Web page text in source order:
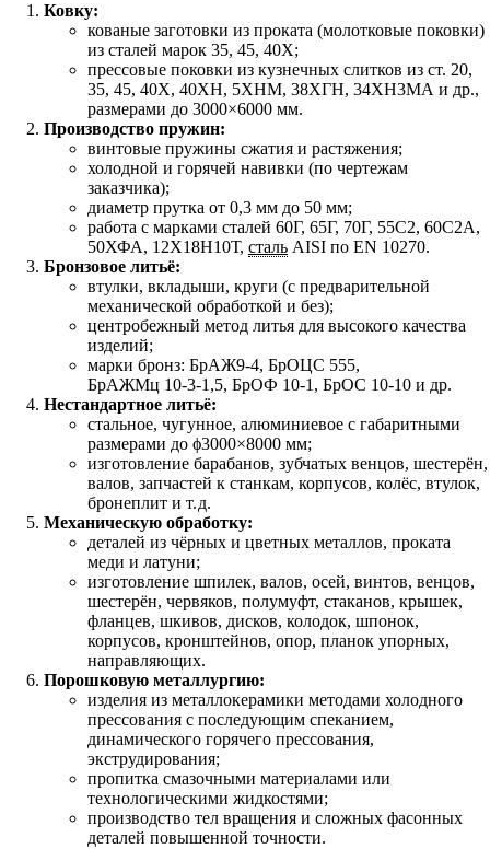
Ковку:
кованые заготовки из проката (молотковые поковки)
из сталей марок 35, 45, 40Х;
прессовые поковки из кузнечных слитков из ст. 20,
35, 45, 40Х, 40ХН, 5ХНМ, 38ХГН, 34ХН3МА и др.,
размерами до 3000×6000 мм.
Производство пружин:
винтовые пружины сжатия и растяжения;
холодной и горячей навивки (по чертежам
заказчика);
диаметр прутка от 0,3 мм до 50 мм;
работа с марками сталей 60Г, 65Г, 70Г, 55С2, 60С2А,
50ХФА, 12Х18Н10Т, сталь AISI по EN 10270.
Бронзовое литьё:
втулки, вкладыши, круги (с предварительной
механической обработкой и без);
центробежный метод литья для высокого качества
изделий;
марки бронз: БрАЖ9‑4, БрОЦС 555,
БрАЖМц 10‑3‑1,5, БрОФ 10‑1, БрОС 10‑10 и др.
Нестандартное литьё:
стальное, чугунное, алюминиевое с габаритными
размерами до ϕ3000×8000 мм;
изготовление барабанов, зубчатых венцов, шестерён,
валов, запчастей к станкам, корпусов, колёс, втулок,
бронеплит и т. д.
Механическую обработку:
деталей из чёрных и цветных металлов, проката
меди и латуни;
изготовление шпилек, валов, осей, винтов, венцов,
шестерён, червяков, полумуфт, стаканов, крышек,
фланцев, шкивов, дисков, колодок, шпонок,
корпусов, кронштейнов, опор, планок упорных,
направляющих.
Порошковую металлургию:
изделия из металлокерамики методами холодного
прессования с последующим спеканием,
динамического горячего прессования,
экструдирования;
пропитка смазочными материалами или
технологическими жидкостями;
производство тел вращения и сложных фасонных
деталей повышенной точности.